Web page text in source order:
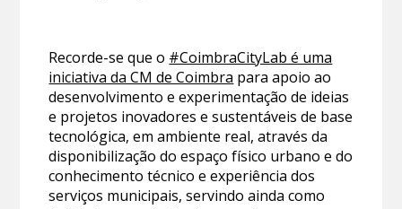
Recorde-se que o #CoimbraCityLab é uma
iniciativa da CM de Coimbra para apoio ao
desenvolvimento e experimentação de ideias
e projetos inovadores e sustentáveis de base
tecnológica, em ambiente real, através da
disponibilização do espaço físico urbano e do
conhecimento técnico e experiência dos
serviços municipais, servindo ainda como